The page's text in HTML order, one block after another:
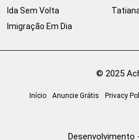
Ida Sem Volta
Imigração Em Dia
© 2025
Início Anuncie Grátis Privacy
Desenvolvimento